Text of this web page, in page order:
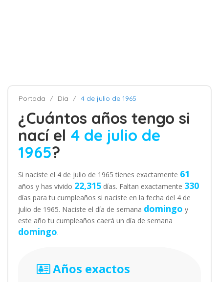
Portada Día 4 de julio de 1965
¿Cuántos años tengo si
nací el 4 de julio de
1965?
Si naciste el 4 de julio de 1965 tienes exactamente 61
años y has vivido 22,315 días. Faltan exactamente 330
días para tu cumpleaños si naciste en la fecha del 4 de
julio de 1965. Naciste el día de semana domingo y
este año tu cumpleaños caerá un día de semana
domingo.
Años exactos